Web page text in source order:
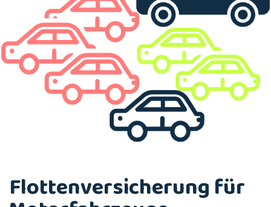
Flottenversicherung für